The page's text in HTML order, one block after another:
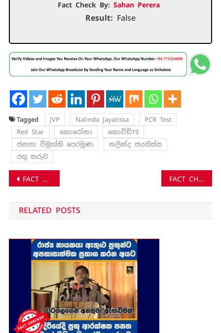
Fact Check By: Sahan Perera
Result: False
Tagged JVP Nalinda Jayatissa
PCR Test
Red Star
කොරෝනා
කොවිඩ්19
ජනතා විමුක්ති පෙරමුණ
නලින්ද ජයතිස්ස
රතු තරුව
Post
navigation
FACT CHECK: ආගමන විගමන නිලධාරී නිවස්නයෙ තිබී, මෑතකදී සොයාගත් විස්කි බෝතල් 250ක්? FACT CHECK: දෙහිඅත්තකන්ඩියේ කොරෝනා රෝගීන් කැබ් රතයක පසුපස ‍රැගෙන ගිය පුවතේ සැබෑ කතාව!
RELATED POSTS